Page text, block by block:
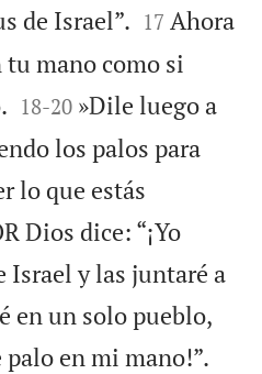
de Israel”. 

17 Ahora
mano como si


18-20 »Dile luego a
los palos para
lo que estás
Dios dice: “¡Yo
Israel y las juntaré a
en un solo pueblo,
en mi mano!”.